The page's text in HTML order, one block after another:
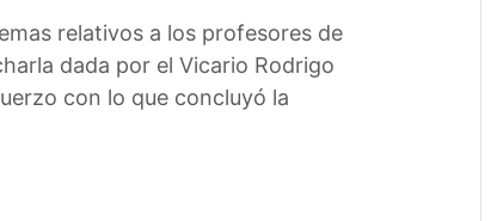
relativos a los profesores de
dada por el Vicario Rodrigo
con lo que concluyó la